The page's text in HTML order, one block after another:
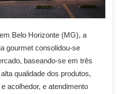
Belo Horizonte (MG), a
gourmet consolidou-se
baseando-se em três
qualidade dos produtos,
acolhedor, e atendimento